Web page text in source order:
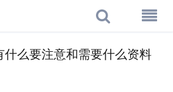
什么要注意和需要什么资料